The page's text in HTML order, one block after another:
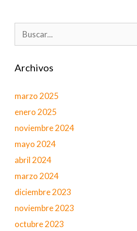
Buscar:
Archivos
marzo 2025
enero 2025
noviembre 2024
mayo 2024
abril 2024
marzo 2024
diciembre 2023
noviembre 2023
octubre 2023